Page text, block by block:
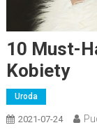
10 Must-
Kobiety
Uroda
2021-07-24